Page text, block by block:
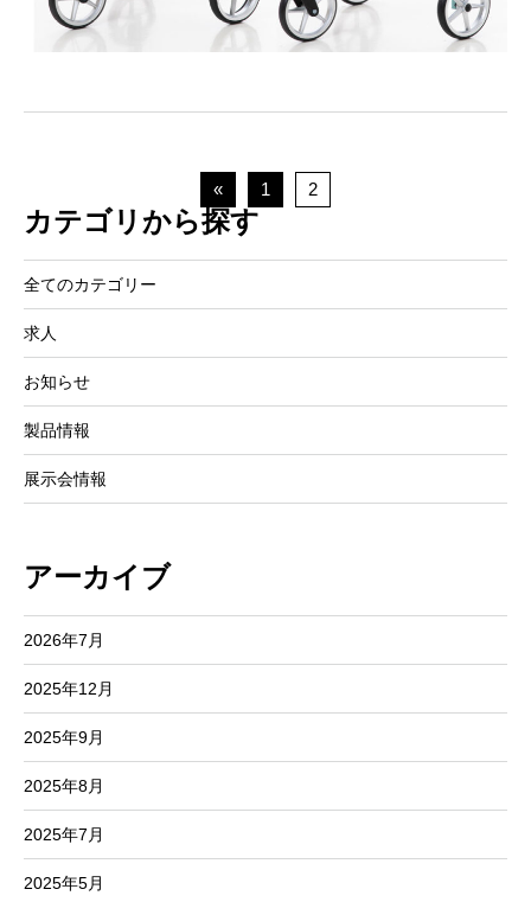
« 1 2
カテゴリから探す
全てのカテゴリー
求人
お知らせ
製品情報
展示会情報
アーカイブ
2026年7月
2025年12月
2025年9月
2025年8月
2025年7月
2025年5月